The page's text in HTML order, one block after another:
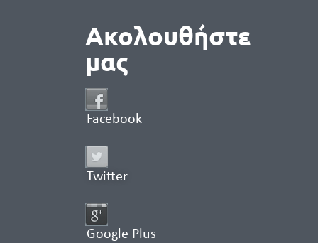
Ακολουθήστε
μας
Facebook
Twitter
Google Plus